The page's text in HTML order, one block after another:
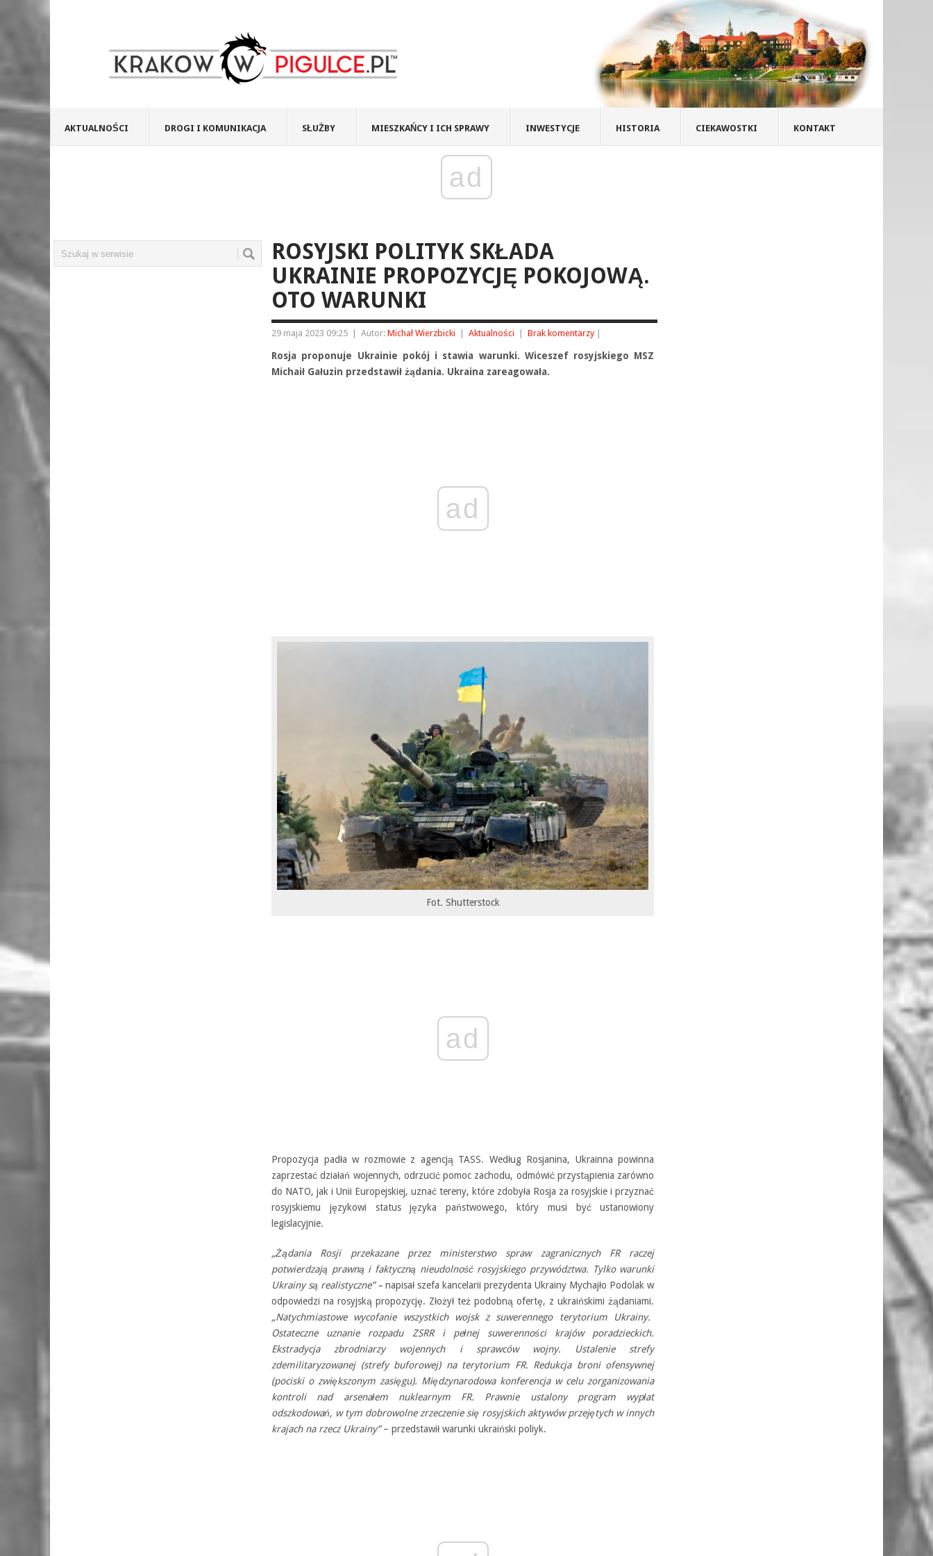
AKTUALNOŚCI DROGI I KOMUNIKACJA SŁUŻBY MIESZKAŃCY I ICH SPRAWY INWESTYCJE HISTORIA CIEKAWOSTKI KONTAKT
ad
ROSYJSKI POLITYK SKŁADA
UKRAINIE PROPOZYCJĘ POKOJOWĄ.
OTO WARUNKI
29 maja 2023 09:25 Autor: Michał Wierzbicki Aktualności Brak komentarzy
Rosja proponuje Ukrainie pokój i stawia warunki. Wiceszef rosyjskiego MSZ
Michaił Gałuzin przedstawił żądania. Ukraina zareagowała.
ad
Fot. Shutterstock
ad
Propozycja padła w rozmowie z agencją TASS. Według Rosjanina, Ukrainna powinna
zaprzestać działań wojennych, odrzucić pomoc zachodu, odmówić przystąpienia zarówno
do NATO, jak i Unii Europejskiej, uznać tereny, które zdobyła Rosja za rosyjskie i przyznać
rosyjskiemu językowi status języka państwowego, który musi być ustanowiony
legislacyjnie.
„Żądania Rosji przekazane przez ministerstwo spraw zagranicznych FR raczej
potwierdzają prawną i faktyczną nieudolność rosyjskiego przywództwa. Tylko warunki
Ukrainy są realistyczne” –napisał szefa kancelarii prezydenta Ukrainy Mychajło Podolak w
odpowiedzi na rosyjską propozycję. Złożył też podobną ofertę, z ukraińskimi żądaniami.
„Natychmiastowe wycofanie wszystkich wojsk z suwerennego terytorium Ukrainy.
Ostateczne uznanie rozpadu ZSRR i pełnej suwerenności krajów poradzieckich.
Ekstradycja zbrodniarzy wojennych i sprawców wojny. Ustalenie strefy
zdemilitaryzowanej (strefy buforowej) na terytorium FR. Redukcja broni ofensywnej
(pociski o zwiększonym zasięgu). Międzynarodowa konferencja w celu zorganizowania
kontroli nad arsenałem nuklearnym FR. Prawnie ustalony program wypłat
odszkodowań, w tym dobrowolne zrzeczenie się rosyjskich aktywów przejętych w innych
krajach na rzecz Ukrainy”– przedstawił warunki ukraiński poliyk.